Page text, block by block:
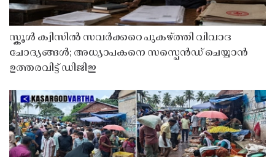
സ്കൂൾ ക്വിസിൽ സവർക്കറെ പുകഴ്ത്തി വിവാദ
ചോദ്യങ്ങൾ; അധ്യാപകനെ സസ്പെൻഡ് ചെയ്യാൻ
ഉത്തരവിട്ട് ഡിജിഇ